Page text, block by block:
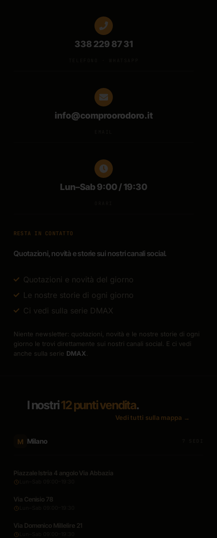
338 229 87 31
info@comproorodoro.it
Lun–Sab 9:00 / 19:30
RESTA IN CONTATTO
Quotazioni, novità e storie sui nostri canali social.
Quotazioni e novità del giorno
Le nostre storie di ogni giorno
Ci vedi sulla serie DMAX
Niente newsletter: quotazioni, novità e le nostre storie di ogni
giorno le trovi direttamente sui nostri canali social. E ci vedi
anche sulla serie DMAX.
I nostri12 punti vendita.
Vedi tutti sulla mappa →
M Milano
Piazzale Istria 4 angolo Via Abbazia
Via Cenisio 78
Via Domenico Millelire 21